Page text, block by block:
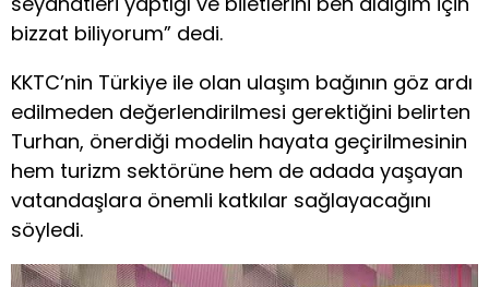
bizzat biliyorum” dedi.
KKTC’nin Türkiye ile olan ulaşım bağının göz ardı
edilmeden değerlendirilmesi gerektiğini belirten
Turhan, önerdiği modelin hayata geçirilmesinin
hem turizm sektörüne hem de adada yaşayan
vatandaşlara önemli katkılar sağlayacağını
söyledi.